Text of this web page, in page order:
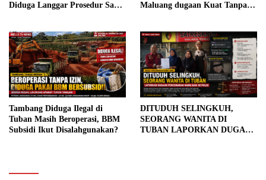
Diduga Langgar Prosedur Saat
Bertindak
Maluang dugaan Kuat Tanpa
Tambang Diduga Ilegal di
Tuban Masih Beroperasi, BBM
Subsidi Ikut Disalahgunakan?
DITUDUH SELINGKUH,
SEORANG WANITA DI
TUBAN LAPORKAN DUGAAN